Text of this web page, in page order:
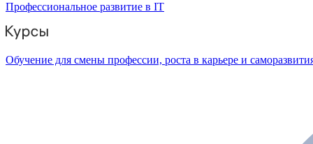
Профессиональное развитие в IT
Обучение для смены профессии, роста в карьере и